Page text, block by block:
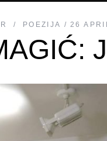
POEZIJA 26